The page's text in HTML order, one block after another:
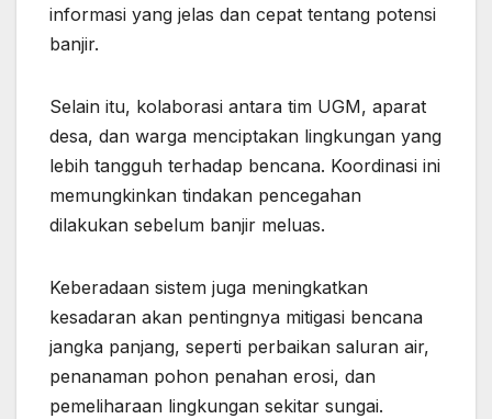
informasi yang jelas dan cepat tentang potensi
banjir.
Selain itu, kolaborasi antara tim UGM, aparat
desa, dan warga menciptakan lingkungan yang
lebih tangguh terhadap bencana. Koordinasi ini
memungkinkan tindakan pencegahan
dilakukan sebelum banjir meluas.
Keberadaan sistem juga meningkatkan
kesadaran akan pentingnya mitigasi bencana
jangka panjang, seperti perbaikan saluran air,
penanaman pohon penahan erosi, dan
pemeliharaan lingkungan sekitar sungai.